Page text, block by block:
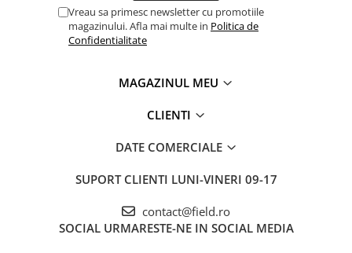
Vreau sa primesc newsletter cu promotiile
magazinului. Afla mai multe in Politica de
Confidentialitate
MAGAZINUL MEU
CLIENTI
DATE COMERCIALE
SUPORT CLIENTI LUNI-VINERI 09-17
contact@field.ro
SOCIAL URMARESTE-NE IN SOCIAL MEDIA